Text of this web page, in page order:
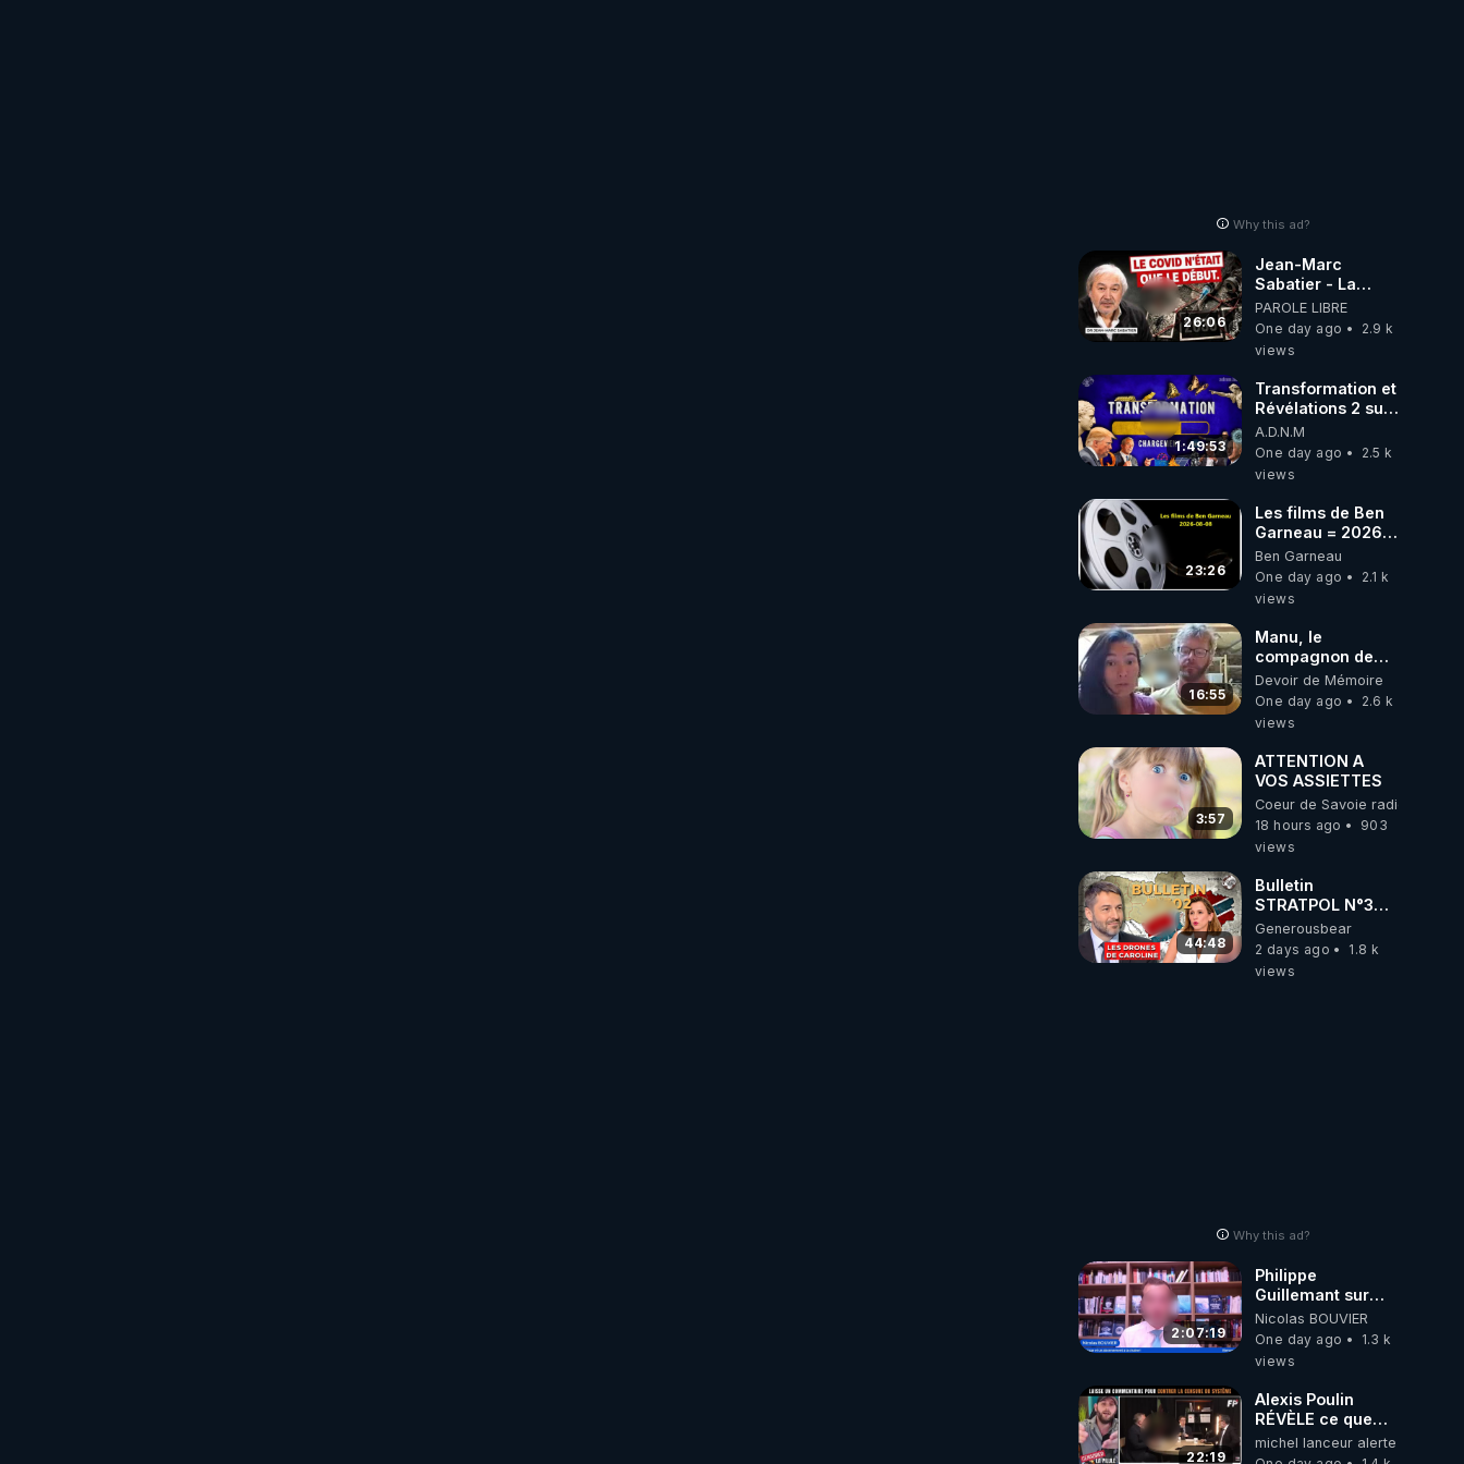
Why this ad?
26:06
Jean-Marc
Sabatier - La
Covid-19 n'a été
que le début -
L'ARNm &
où auront-t-il ?
PAROLE LIBRE
One day ago
2.9 k
views
1:49:53
Transformation et
Révélations 2 sur
2 - live du
07/08/26
A.D.N.M
One day ago
2.5 k
views
23:26
Les films de Ben
Garneau = 2026-
08-08
Ben Garneau
One day ago
2.1 k
views
16:55
Manu, le
compagnon de
Kyria, raconte sa
garde à vue
musclée.
Devoir de Mémoire
One day ago
2.6 k
views
3:57
ATTENTION A
VOS ASSIETTES
Coeur de Savoie radioweb TV
18 hours ago
903
views
44:48
Bulletin
STRATPOL N°302.
Armée des
drones, MS-21 en
série, missiles
Generousbear
2 days ago
1.8 k
views
Why this ad?
2:07:19
Philippe
Guillemant sur
l’IA, la conscience
et les OVNI
Nicolas BOUVIER
One day ago
1.3 k
views
22:19
Alexis Poulin
RÉVÈLE ce que
personne n'ose
dire sur l'Union
michel lanceur alerte